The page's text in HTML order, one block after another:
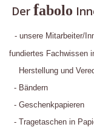
Der fabolo
- unsere Mitarbeiter/
fundiertes Fachwissen
Herstellung und
- Bändern
- Geschenkpapieren
- Tragetaschen in